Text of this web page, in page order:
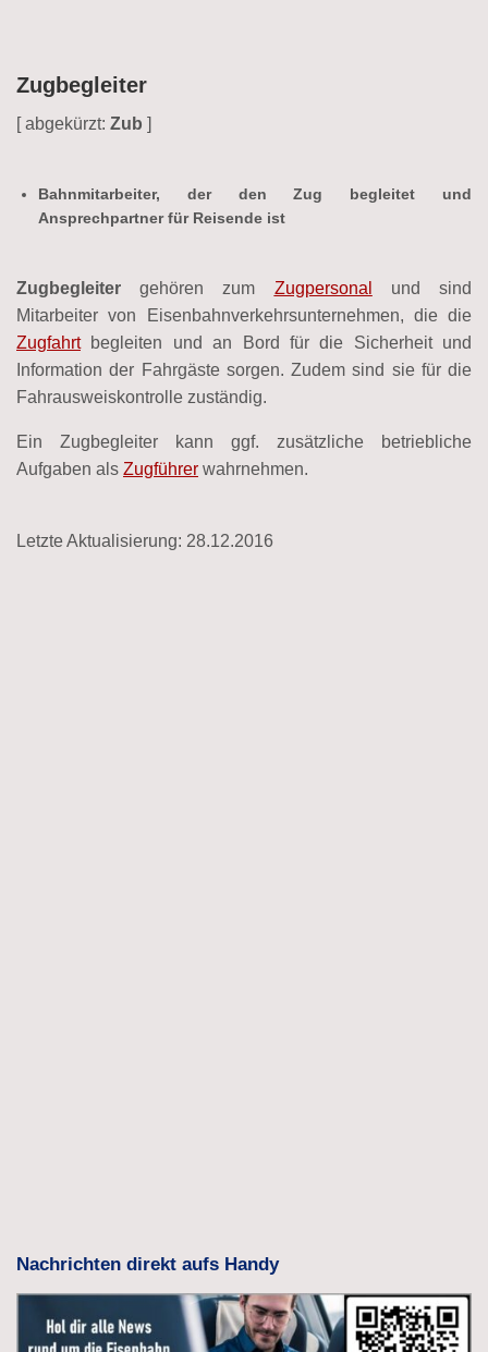
Zugbegleiter
[ abgekürzt: Zub ]
Bahnmitarbeiter, der den Zug begleitet und
Ansprechpartner für Reisende ist
Zugbegleiter gehören zum Zugpersonal
und sind
Mitarbeiter von Eisenbahnverkehrsunternehmen, die die
Zugfahrtbegleiten und an Bord für die Sicherheit und
Information der Fahrgäste sorgen. Zudem sind sie für die
Fahrausweiskontrolle zuständig.
Ein Zugbegleiter kann ggf. zusätzliche betriebliche
Aufgaben als Zugführer wahrnehmen.
Letzte Aktualisierung: 28.12.2016
Nachrichten direkt aufs Handy